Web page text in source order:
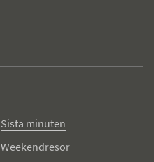
Sista minuten
Weekendresor